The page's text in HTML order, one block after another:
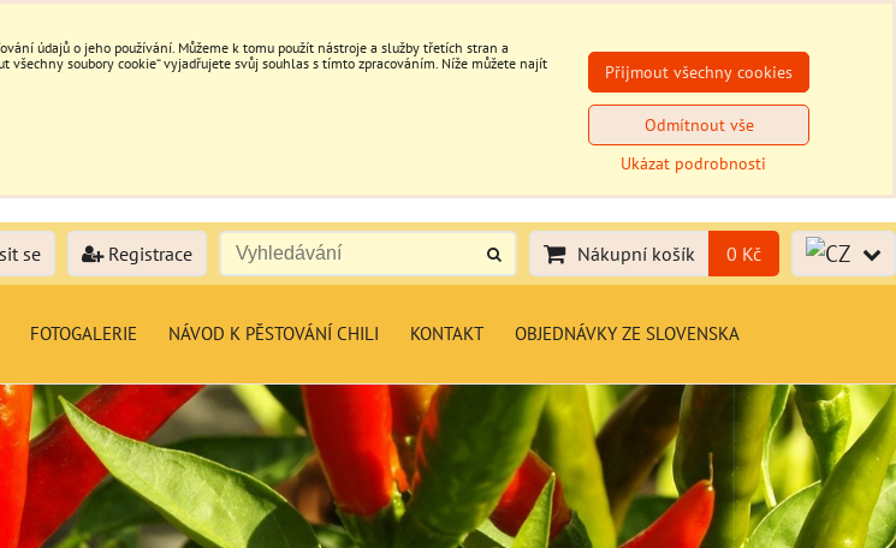
se Registrace Nákupní košík 0 Kč
FOTOGALERIE NÁVOD K PĚSTOVÁNÍ CHILI KONTAKT OBJEDNÁVKY ZE SLOVENSKA
údajů o jeho používání. Můžeme k tomu použít nástroje a služby třetích stran a
soubory cookie“ vyjadřujete svůj souhlas s tímto zpracováním. Níže můžete najít
Ukázat podrobnosti
Přijmout všechny cookies
Odmítnout vše